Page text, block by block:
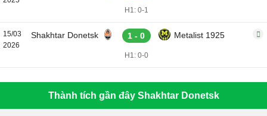
H1: 0-1
15/03
2026
Shakhtar Donetsk 1 - 0 Metalist 1925
H1: 0-0
Thành tích gần đây Shakhtar Donetsk